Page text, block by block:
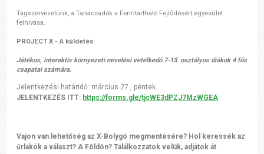
Tagszervezetünk, a Tanácsadók a Fenntartható Fejlődésért egyesület
felhívása.
PROJECT X - A küldetés
Játékos, interaktív környezeti nevelési vetélkedő 7-13. osztályos diákok 4 fős
csapatai számára.
Jelentkezési határidő: március 27., péntek
JELENTKEZÉS ITT: https://forms.gle/tjcWE3dPZJ7MzWGEA
Vajon van lehetőség az X-Bolygó megmentésére? Hol keressék az
űrlakók a választ? A Földön? Találkozzatok velük, adjátok át